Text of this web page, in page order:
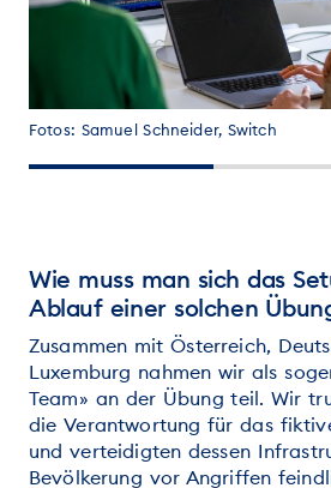
Fotos: Samuel Schneider, Switch
Wie muss man sich das
Ablauf einer solchen
Zusammen mit Österreich,
Luxemburg nahmen wir als
Team» an der Übung teil. Wir
die Verantwortung für das
und verteidigten dessen
Bevölkerung vor Angriffen